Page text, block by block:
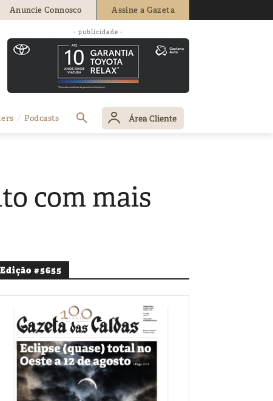
Anuncie Connosco Assine a Gazeta
- publicidade -
Podcasts Área Cliente
com mais
Edição #5655